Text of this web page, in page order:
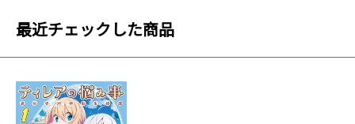
最近チェックした商品